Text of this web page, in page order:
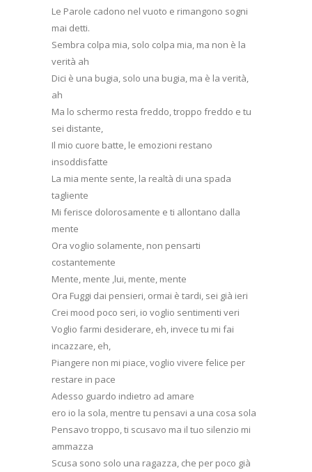
Le Parole cadono nel vuoto e rimangono sogni
mai detti.
Sembra colpa mia, solo colpa mia, ma non è la
verità ah
Dici è una bugia, solo una bugia, ma è la verità,
ah
Ma lo schermo resta freddo, troppo freddo e tu
sei distante,
Il mio cuore batte, le emozioni restano
insoddisfatte
La mia mente sente, la realtà di una spada
tagliente
Mi ferisce dolorosamente e ti allontano dalla
mente
Ora voglio solamente, non pensarti
costantemente
Mente, mente ,lui, mente, mente
Ora Fuggi dai pensieri, ormai è tardi, sei già ieri
Crei mood poco seri, io voglio sentimenti veri
Voglio farmi desiderare, eh, invece tu mi fai
incazzare, eh,
Piangere non mi piace, voglio vivere felice per
restare in pace
Adesso guardo indietro ad amare
ero io la sola, mentre tu pensavi a una cosa sola
Pensavo troppo, ti scusavo ma il tuo silenzio mi
ammazza
Scusa sono solo una ragazza, che per poco già